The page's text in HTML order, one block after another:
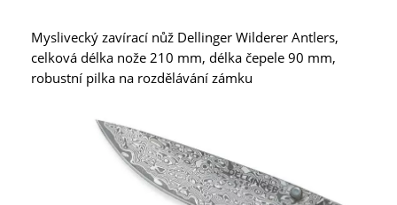
Myslivecký zavírací nůž Dellinger Wilderer Antlers,
celková délka nože 210 mm, délka čepele 90 mm,
robustní pilka na rozdělávání zámku